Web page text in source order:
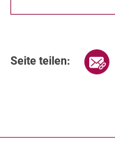
Seite teilen: